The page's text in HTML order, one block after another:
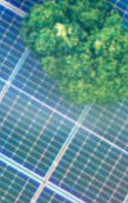
報導 我們的公司